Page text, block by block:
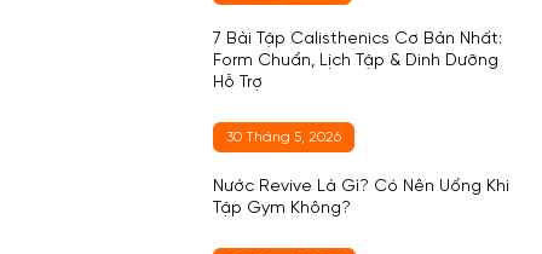
7 Bài Tập Calisthenics Cơ Bản Nhất:
Form Chuẩn, Lịch Tập & Dinh Dưỡng
Hỗ Trợ
30 Tháng 5, 2026
Nước Revive Là Gì? Có Nên Uống Khi
Tập Gym Không?